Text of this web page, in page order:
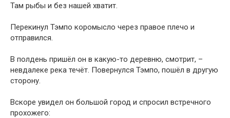
Там рыбы и без нашей хватит.
Перекинул Тэмпо коромысло через правое плечо и
отправился.
В полдень пришёл он в какую-то деревню, смотрит, –
невдалеке река течёт. Повернулся Тэмпо, пошёл в другую
сторону.
Вскоре увидел он большой город и спросил встречного
прохожего: